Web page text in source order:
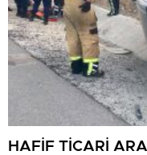
HAFİF TİCARİ